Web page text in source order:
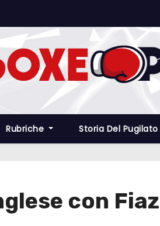
Rubriche Storia Del Pugilato
con